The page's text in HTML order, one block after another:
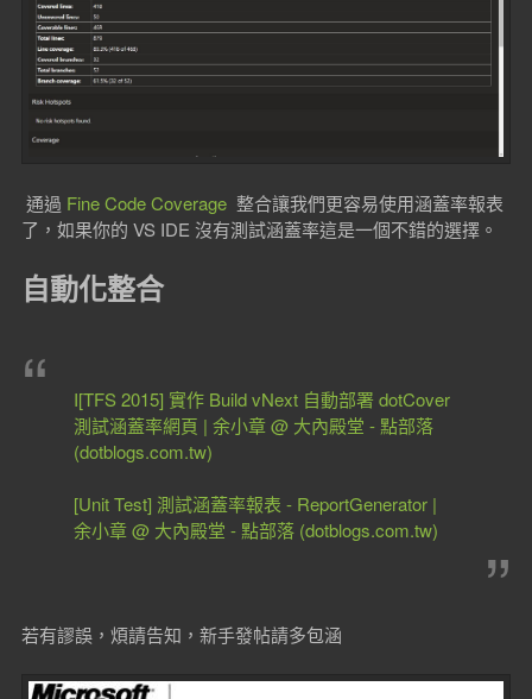
通過 Fine Code Coverage整合讓我們更容易使用涵蓋率報表
了，如果你的 VS IDE 沒有測試涵蓋率這是一個不錯的選擇。
自動化整合
I[TFS 2015] 實作 Build vNext 自動部署 dotCover
測試涵蓋率網頁 | 余小章 @ 大內殿堂 - 點部落
(dotblogs.com.tw)
[Unit Test] 測試涵蓋率報表 - ReportGenerator |
余小章 @ 大內殿堂 - 點部落 (dotblogs.com.tw)
若有謬誤，煩請告知，新手發帖請多包涵